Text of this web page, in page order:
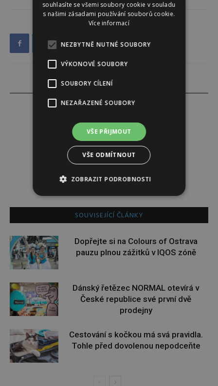
Redakce
Redakce magazínu Instinkt.
SOUVISEJÍCÍ ČLÁNKY
Dopřejte si na Colours of Ostrava
pauzu plnou zážitků v IQOS zóně
Dánský řetězec NORMAL otevírá v
České republice své první dvě
prodejny
Cestování s kočkou má svá pravidla.
Tohle před dovolenou nepodceňte
souhlasíte se všemi soubory cookie v souladu
s našimi zásadami používání souborů cookie.
Více informací
NEZBYTNĚ NUTNÉ SOUBORY
VÝKONOVÉ SOUBORY
SOUBORY CÍLENÍ
NEZAŘAZENÉ SOUBORY
VŠE PŘIJMOUT
VŠE ODMÍTNOUT
ZOBRAZIT PODROBNOSTI